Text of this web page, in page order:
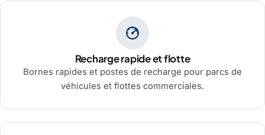
Recharge rapide et flotte
Bornes rapides et postes de recharge pour parcs de
véhicules et flottes commerciales.